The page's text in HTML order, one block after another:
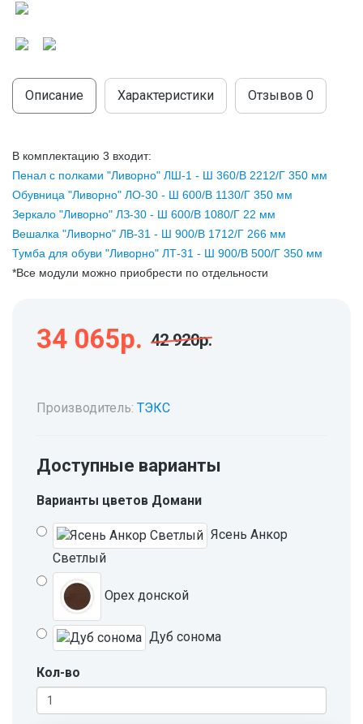
СТОЛЫ ПИСЬМЕННЫЕ
ТУМБЫ
МОДУЛЬНЫЕ КУХНИ
МОЙКИ
ОБЕДЕННЫЕ ГРУППЫ
ТАБУРЕТЫ
ШКАФЫ
ЭТАЖЕРКИ И БАНКЕТКИ
ДЛЯ ОБУВИ
Описание Характеристики Отзывов 0
В комплектацию 3 входит:
Пенал с полками "Ливорно" ЛШ-1 - Ш 360/В 2212/Г 350 мм
Обувница "Ливорно" ЛО-30 - Ш 600/В 1130/Г 350 мм
Зеркало "Ливорно" ЛЗ-30 - Ш 600/В 1080/Г 22 мм
Вешалка "Ливорно" ЛВ-31 - Ш 900/В 1712/Г 266 мм
Тумба для обуви "Ливорно" ЛТ-31 - Ш 900/В 500/Г 350 мм
*Все модули можно приобрести по отдельности
34 065р. 42 920р.
Производитель: ТЭКС
Доступные варианты
Варианты цветов Домани
Ясень Анкор
Светлый
Орех донской
Дуб сонома
Кол-во